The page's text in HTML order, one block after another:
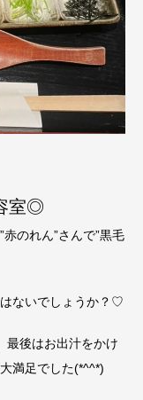
室◎
のれん”さんで”黒毛
ないでしょうか？♡
最後はお出汁をかけ
満足でした(*^^*)